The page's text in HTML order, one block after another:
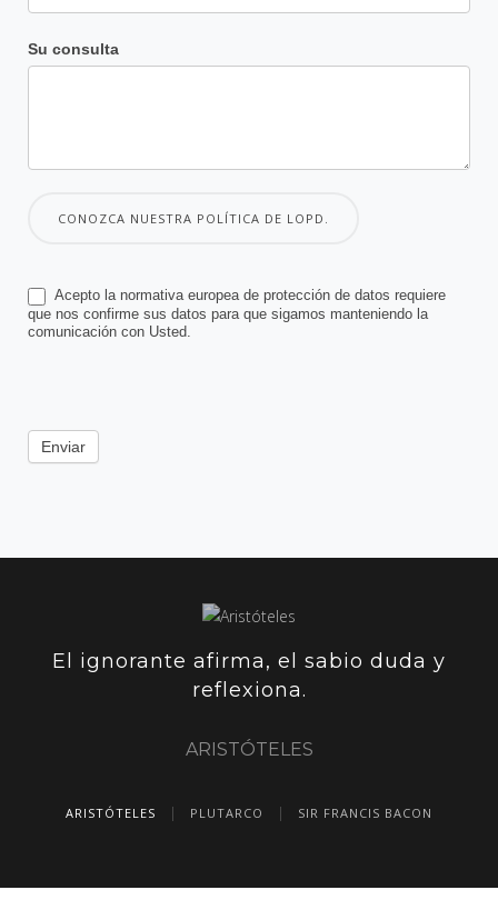
Su consulta
CONOZCA NUESTRA POLÍTICA DE LOPD.
Acepto la normativa europea de protección de datos requiere
que nos confirme sus datos para que sigamos manteniendo la
comunicación con Usted.
Enviar
El ignorante afirma, el sabio duda y
reflexiona.
ARISTÓTELES
ARISTÓTELES PLUTARCO SIR FRANCIS BACON